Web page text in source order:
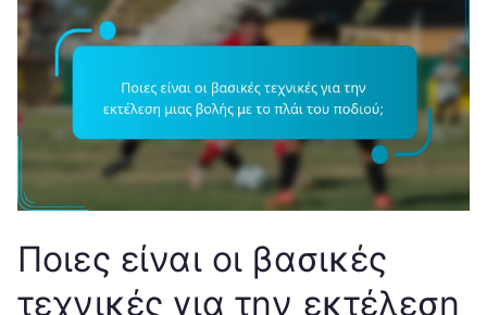
Ποιες είναι οι βασικές
τεχνικές για την εκτέλεση